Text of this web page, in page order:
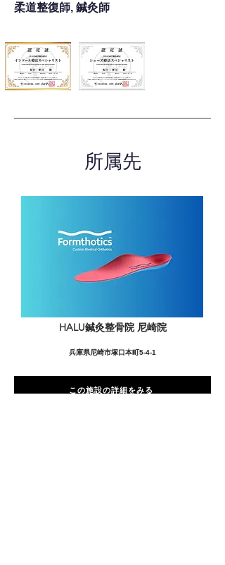
柔道整復師, 鍼灸師
所属先
HALU鍼灸整骨院 尼崎院
兵庫県尼崎市塚口本町5-4-1
この施設の詳細をみる